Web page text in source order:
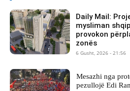
Daily Mail:
mysliman
provokon
zonës
6 Gusht, 2026 - 21:56
Mesazhi nga
pezullojë Edi